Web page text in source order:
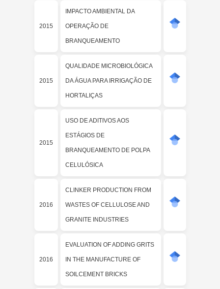
2015
IMPACTO AMBIENTAL DA
OPERAÇÃO DE
BRANQUEAMENTO
2015
QUALIDADE MICROBIOLÓGICA
DA ÁGUA PARA IRRIGAÇÃO DE
HORTALIÇAS
2015
USO DE ADITIVOS AOS
ESTÁGIOS DE
BRANQUEAMENTO DE POLPA
CELULÓSICA
2016
CLINKER PRODUCTION FROM
WASTES OF CELLULOSE AND
GRANITE INDUSTRIES
2016
EVALUATION OF ADDING GRITS
IN THE MANUFACTURE OF
SOILCEMENT BRICKS